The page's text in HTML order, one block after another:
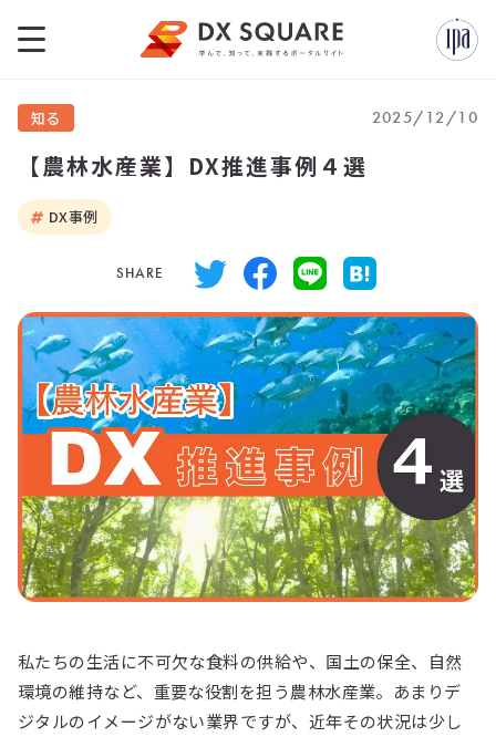
知る 2025/12/10
【農林水産業】DX推進事例４選
DX事例
SHARE
私たちの生活に不可欠な食料の供給や、国土の保全、自然
環境の維持など、重要な役割を担う農林水産業。あまりデ
ジタルのイメージがない業界ですが、近年その状況は少し